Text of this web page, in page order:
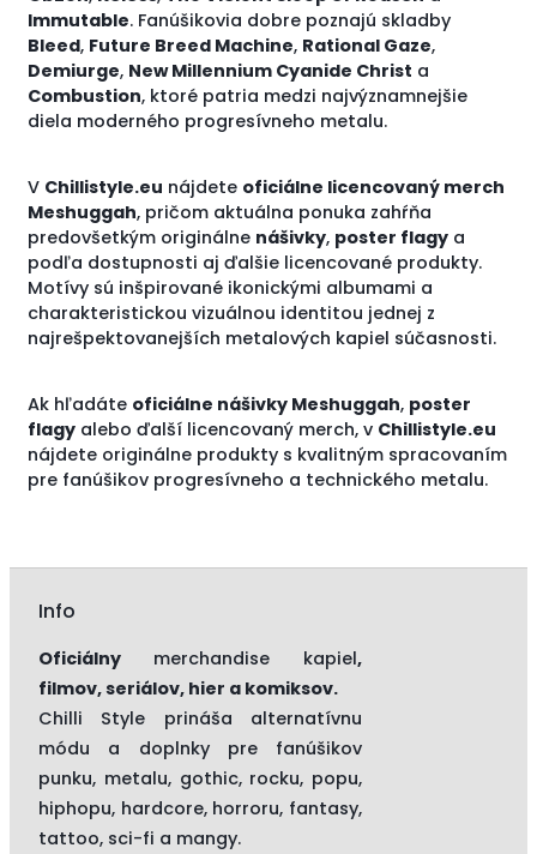
Immutable. Fanúšikovia dobre poznajú skladby
Bleed, Future Breed Machine, Rational Gaze,
Demiurge, New Millennium Cyanide Christ a
Combustion, ktoré patria medzi najvýznamnejšie
diela moderného progresívneho metalu.
V Chillistyle.eu nájdete oficiálne licencovaný merch
Meshuggah, pričom aktuálna ponuka zahŕňa
predovšetkým originálne nášivky, poster flagy a
podľa dostupnosti aj ďalšie licencované produkty.
Motívy sú inšpirované ikonickými albumami a
charakteristickou vizuálnou identitou jednej z
najrešpektovanejších metalových kapiel súčasnosti.
Ak hľadáte oficiálne nášivky Meshuggah, poster
flagy alebo ďalší licencovaný merch, v Chillistyle.eu
nájdete originálne produkty s kvalitným spracovaním
pre fanúšikov progresívneho a technického metalu.
Info
Oficiálny merchandise kapiel,
filmov, seriálov, hier a komiksov.
Chilli Style prináša alternatívnu
módu a doplnky pre fanúšikov
punku, metalu, gothic, rocku, popu,
hiphopu, hardcore, horroru, fantasy,
tattoo, sci-fi a mangy.